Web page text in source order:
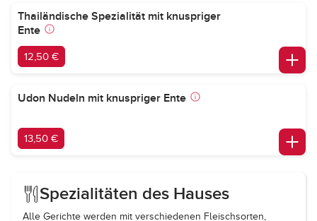
Thailändische Spezialität mit knuspriger
Ente
12,50 €
Udon Nudeln mit knuspriger Ente
13,50 €
Spezialitäten des Hauses
Alle Gerichte werden mit verschiedenen Fleischsorten,